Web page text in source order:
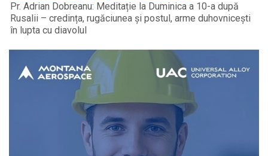
Pr. Adrian Dobreanu: Meditație la Duminica a 10-a după
Rusalii – credința, rugăciunea și postul, arme duhovnicești
în lupta cu diavolul